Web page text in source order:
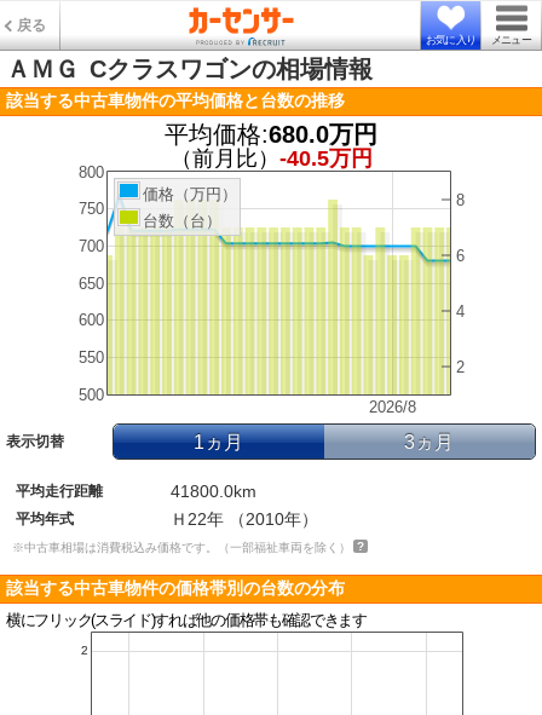
戻る
お気に入り メニュー
ＡＭＧ Cクラスワゴンの相場情報
該当する中古車物件の平均価格と台数の推移
平均価格:680.0万円
（前月比） -40.5万円
2026/8
500
550
600
650
700
750
800
2
4
6
8
価格（万円）
台数（台）
表示切替 1ヵ月 3ヵ月
平均走行距離 41800.0km
平均年式 Ｈ22年 （2010年）
※中古車相場は消費税込み価格です。（一部福祉車両を除く）
該当する中古車物件の価格帯別の台数の分布
横にフリック(スライド)すれば他の価格帯も確認できます